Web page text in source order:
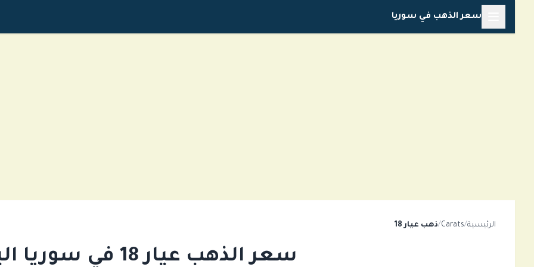
المحتوى
سعر الذهب في سوريا
الرئيسية/
Carats
/ذهب عيار 18
سعر الذهب عيار 18 في سوريا اليوم